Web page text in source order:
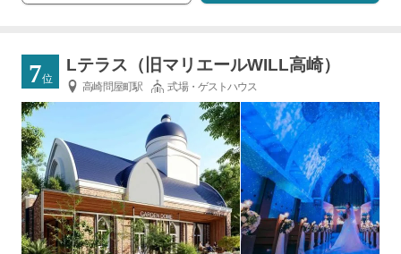
7位
Lテラス（旧マリエールWILL高崎）
高崎問屋町駅 式場・ゲストハウス